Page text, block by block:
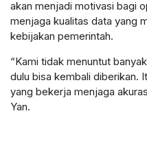
akan menjadi motivasi bagi
menjaga kualitas data yang
kebijakan pemerintah.
“Kami tidak menuntut
dulu bisa kembali diberikan.
yang bekerja menjaga
Yan.